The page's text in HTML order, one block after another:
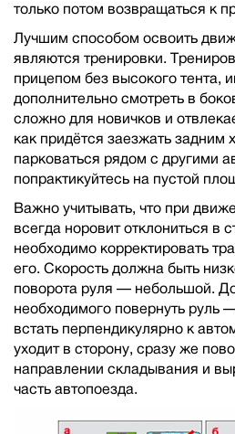
только потом возвращаться к
Лучшим способом освоить
являются тренировки.
прицепом без высокого тента,
дополнительно смотреть в
сложно для новичков и
как придётся заезжать задним
парковаться рядом с другими
попрактикуйтесь на пустой
Важно учитывать, что при
всегда норовит отклониться в
необходимо корректировать
его. Скорость должна быть
поворота руля — небольшой.
необходимого повернуть руль
встать перпендикулярно к
уходит в сторону, сразу же
направлении складывания и
часть автопоезда.